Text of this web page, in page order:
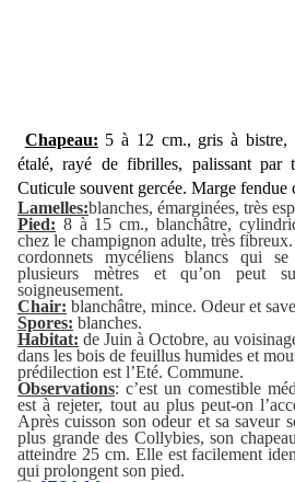
Chapeau: 5 à 12 cm., gris à bistre,
étalé, rayé de fibrilles, palissant par
Cuticule souvent gercée. Marge fendue
Lamelles:blanches, émarginées, très
Pied: 8 à 15 cm., blanchâtre,
chez le champignon adulte, très
cordonnets mycéliens blancs qui
plusieurs mètres et qu’on peut
soigneusement.
Chair: blanchâtre, mince. Odeur et
Spores: blanches.
Habitat: de Juin à Octobre, au
dans les bois de feuillus humides et
prédilection est l’Eté. Commune.
Observations: c’est un comestible
est à rejeter, tout au plus peut-on
Après cuisson son odeur et sa saveur
plus grande des Collybies, son
atteindre 25 cm. Elle est facilement
qui prolongent son pied.